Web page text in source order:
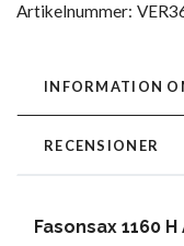
Artikelnummer:
INFORMATION
RECENSIONER
Fasonsax 1160